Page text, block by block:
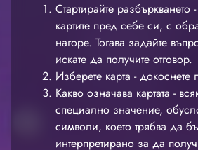
Стартирайте разбъркването
картите пред себе си, с
нагоре. Тогава задайте
искате да получите отговор.
Изберете карта - докоснете
Какво означава картата -
специално значение,
символи, което трябва да
интерпретирано за да